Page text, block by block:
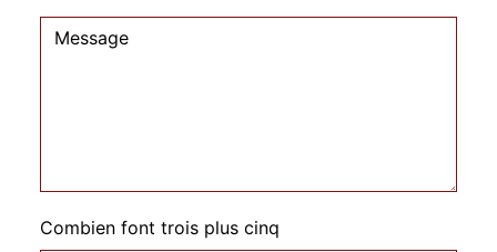
Combien font trois plus cinq